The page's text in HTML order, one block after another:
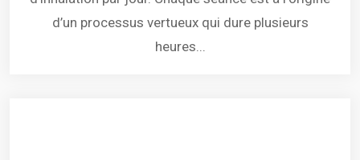
d’un processus vertueux qui dure plusieurs
heures...